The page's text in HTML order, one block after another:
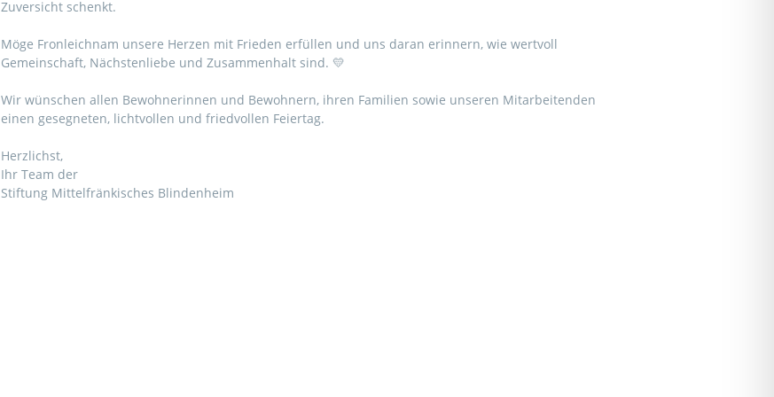
Zuversicht schenkt.
Möge Fronleichnam unsere Herzen mit Frieden erfüllen und uns daran erinnern, wie wertvoll
Gemeinschaft, Nächstenliebe und Zusammenhalt sind. 💛
Wir wünschen allen Bewohnerinnen und Bewohnern, ihren Familien sowie unseren Mitarbeitenden
einen gesegneten, lichtvollen und friedvollen Feiertag.
Herzlichst,
Ihr Team der
Stiftung Mittelfränkisches Blindenheim